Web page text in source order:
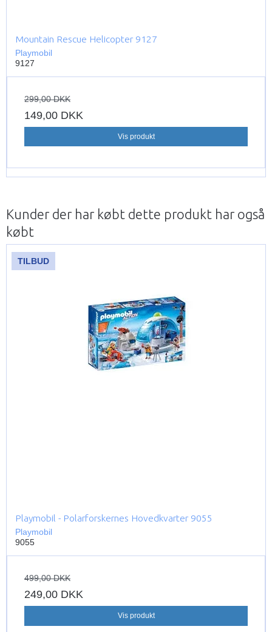
Mountain Rescue Helicopter 9127
Playmobil
9127
299,00 DKK
149,00 DKK
Vis produkt
Kunder der har købt dette produkt har også
købt
TILBUD
Playmobil - Polarforskernes Hovedkvarter 9055
Playmobil
9055
499,00 DKK
249,00 DKK
Vis produkt